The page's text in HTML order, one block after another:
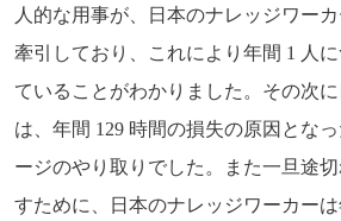
人的な用事が、日本のナレッジワー
牽引しており、これにより年間 1 人
ていることがわかりました。その次
は、年間 129 時間の損失の原因とな
ージのやり取りでした。また一旦途
すために、日本のナレッジワーカー